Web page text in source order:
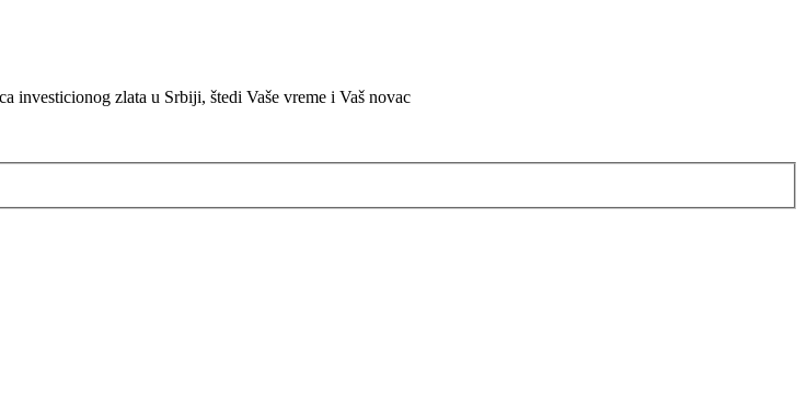
investicionog zlata u Srbiji, štedi Vaše vreme i Vaš novac